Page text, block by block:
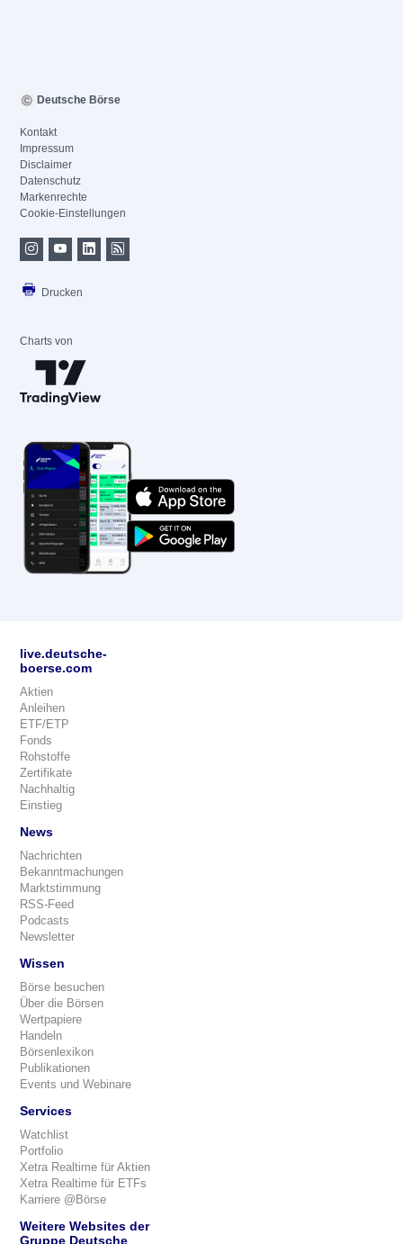
Deutsche Börse
Kontakt
Impressum
Disclaimer
Datenschutz
Markenrechte
Cookie-Einstellungen
Drucken
Charts von
live.deutsche-
boerse.com
Aktien
Anleihen
ETF/ETP
Fonds
Rohstoffe
Zertifikate
Nachhaltig
Einstieg
News
Nachrichten
Bekanntmachungen
Marktstimmung
RSS-Feed
Podcasts
Newsletter
Wissen
Börse besuchen
Über die Börsen
Wertpapiere
Handeln
Börsenlexikon
Publikationen
Events und Webinare
Services
Watchlist
Portfolio
Xetra Realtime für Aktien
Xetra Realtime für ETFs
Karriere @Börse
Weitere Websites der
Gruppe Deutsche